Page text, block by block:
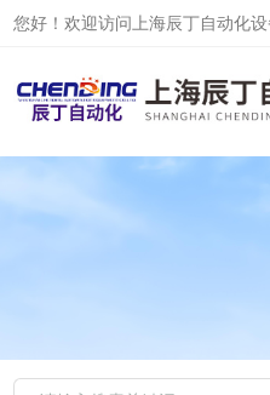
您好！欢迎访问上海辰丁自动化设